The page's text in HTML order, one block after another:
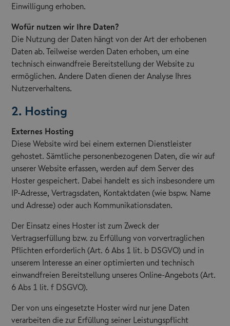
Einwilligung erhoben.
Wofür nutzen wir Ihre Daten?
Die Nutzung der Daten hängt von der Art der erhobenen
Daten ab. Teilweise werden Daten erhoben, um eine
technisch einwandfreie Bereitstellung der Website zu
ermöglichen. Andere Daten dienen der Analyse Ihres
Nutzerverhaltens.
2. Hosting
Externes Hosting
Diese Website wird bei einem externen Dienstleister
gehostet. Sämtliche personenbezogenen Daten, die wir auf
unserer Website erfassen, werden auf dem Server des
Hoster gespeichert. Dabei handelt es sich insbesondere um
IP-Adresse, Vertragsdaten, Kontaktdaten (wie bspw. Name
und Adresse) oder auch Kommunikationsdaten.
Der Einsatz eines Hoster ist zum Zweck der
Vertragserfüllung bzw. zu Erfüllung von vorvertraglichen
Pflichten erforderlich (Art. 6 Abs 1 lit. b DSGVO) und in
unserem Interesse an einer optimierten und technisch
einwandfreien Bereitstellung unseres Online-Angebots (Art.
6 Abs 1 lit. f DSGVO).
Der von uns eingesetzte Hoster wird nur jene Daten
verarbeiten die zur Erfüllung seiner Leistungspflicht